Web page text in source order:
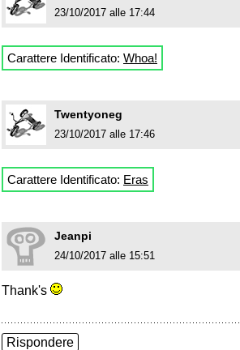
23/10/2017 alle 17:44
Carattere Identificato: Whoa!
Twentyoneg
23/10/2017 alle 17:46
Carattere Identificato: Eras
Jeanpi
24/10/2017 alle 15:51
Thank's
Rispondere